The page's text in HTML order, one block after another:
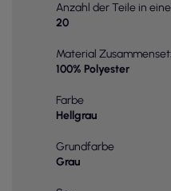
Anzahl der Teile in
20
Material
100% Polyester
Farbe
Hellgrau
Grundfarbe
Grau